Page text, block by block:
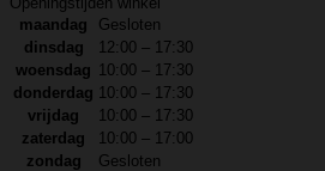
maandag
Gesloten
dinsdag
12:00 – 17:30
woensdag 10:00 – 17:30
donderdag 10:00 – 17:30
vrijdag
10:00 – 17:30
zaterdag
10:00 – 17:00
zondag
Gesloten